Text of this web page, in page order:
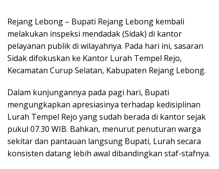
Rejang Lebong – Bupati Rejang Lebong kembali
melakukan inspeksi mendadak (Sidak) di kantor
pelayanan publik di wilayahnya. Pada hari ini, sasaran
Sidak difokuskan ke Kantor Lurah Tempel Rejo,
Kecamatan Curup Selatan, Kabupaten Rejang Lebong.
Dalam kunjungannya pada pagi hari, Bupati
mengungkapkan apresiasinya terhadap kedisiplinan
Lurah Tempel Rejo yang sudah berada di kantor sejak
pukul 07.30 WIB. Bahkan, menurut penuturan warga
sekitar dan pantauan langsung Bupati, Lurah secara
konsisten datang lebih awal dibandingkan staf-stafnya.